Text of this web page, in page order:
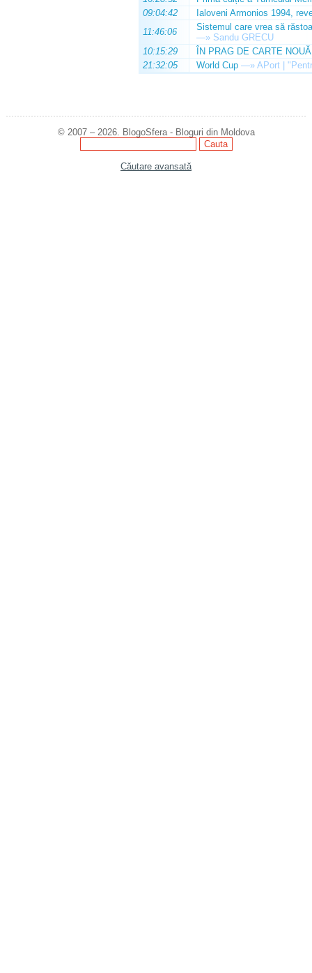
09:04:42
Ialoveni Armonios 1994,
11:46:06
Sistemul care vrea să
—» Sandu GRECU
10:15:29
ÎN PRAG DE CARTE NOUĂ
21:32:05
World Cup —» APort |
© 2007 – 2026. BlogoSfera - Bloguri din Moldova
Căutare avansată